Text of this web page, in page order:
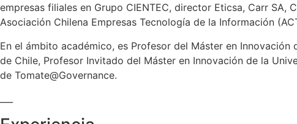
empresas filiales en Grupo CIENTEC, director Eticsa, Carr SA,
Asociación Chilena Empresas Tecnología de la Información
En el ámbito académico, es Profesor del Máster en
de Chile, Profesor Invitado del Máster en Innovación de la
de Tomate@Governance.